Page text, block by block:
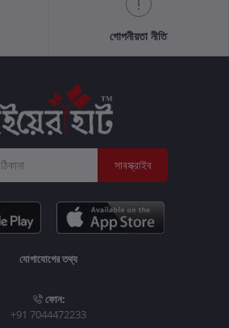
গোপনীয়তা নীতি
সাবস্ক্রাইব
যোগাযোগের তথ্য
ফোন:
+91 7044472233